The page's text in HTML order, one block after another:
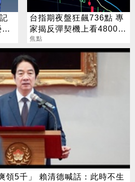
台指期夜盤狂飆736點 專
家揭反彈契機上看48000
點
焦點
領5千」 賴清德喊話：此時不生